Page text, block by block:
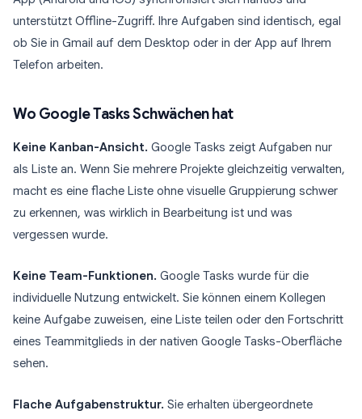
unterstützt Offline-Zugriff. Ihre Aufgaben sind identisch, egal
ob Sie in Gmail auf dem Desktop oder in der App auf Ihrem
Telefon arbeiten.
Wo Google Tasks Schwächen hat
Keine Kanban-Ansicht. Google Tasks zeigt Aufgaben nur
als Liste an. Wenn Sie mehrere Projekte gleichzeitig verwalten,
macht es eine flache Liste ohne visuelle Gruppierung schwer
zu erkennen, was wirklich in Bearbeitung ist und was
vergessen wurde.
Keine Team-Funktionen. Google Tasks wurde für die
individuelle Nutzung entwickelt. Sie können einem Kollegen
keine Aufgabe zuweisen, eine Liste teilen oder den Fortschritt
eines Teammitglieds in der nativen Google Tasks-Oberfläche
sehen.
Flache Aufgabenstruktur. Sie erhalten übergeordnete